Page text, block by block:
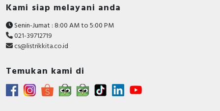
Kami siap melayani anda
Senin-Jumat : 8:00 AM to 5:00 PM
021-39712719
cs@listrikkita.co.id
Temukan kami di